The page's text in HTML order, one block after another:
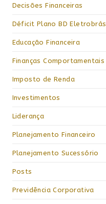
Decisões Financeiras
Déficit Plano BD Eletrobrás
Educação Financeira
Finanças Comportamentais
Imposto de Renda
Investimentos
Liderança
Planejamento Financeiro
Planejamento Sucessório
Posts
Previdência Corporativa